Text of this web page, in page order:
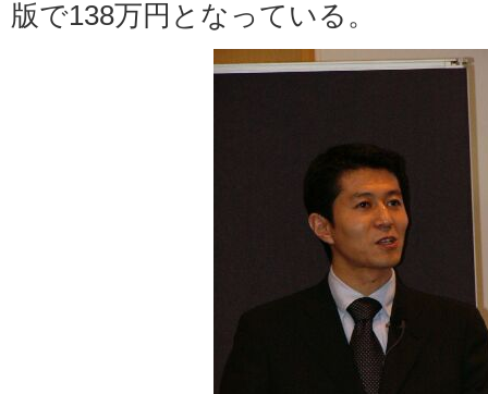
版で138万円となっている。